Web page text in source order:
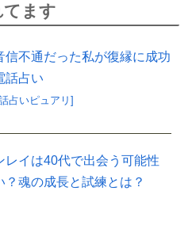
てます
信不通だった私が復縁に成功
話占い
占いピュアリ]
レイは40代で出会う可能性
？魂の成長と試練とは？